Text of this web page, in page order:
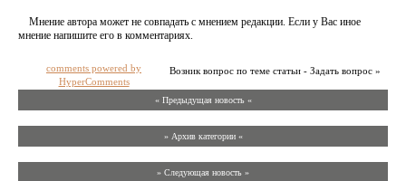
Мнение автора может не совпадать с мнением редакции. Если у Вас иное
мнение напишите его в комментариях.
Возник вопрос по теме статьи - Задать вопрос »
comments powered by
HyperComments
« Предыдущая новость «
» Архив категории «
» Следующая новость »